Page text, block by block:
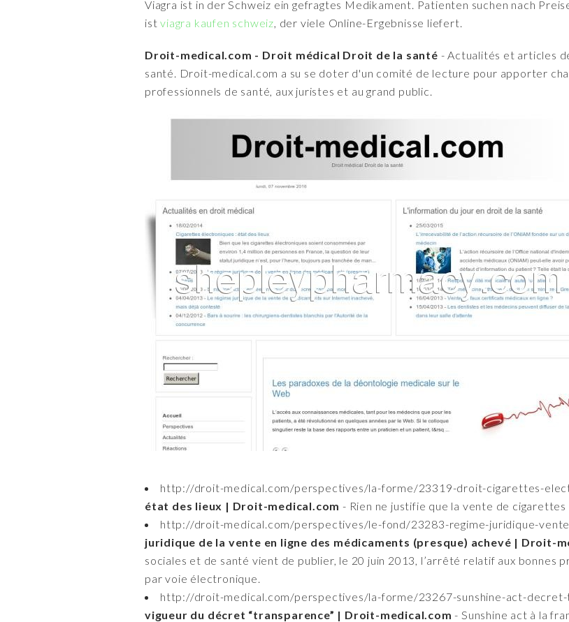
Viagra ist in der Schweiz ein gefragtes Medikament. Patienten suchen nach
istviagra kaufen schweiz, der viele Online-Ergebnisse liefert.
Droit-medical.com - Droit médical Droit de la santé - Actualités et articles
santé. Droit-medical.com a su se doter d'un comité de lecture pour apporter
professionnels de santé, aux juristes et au grand public.
http://droit-medical.com/perspectives/la-forme/23319-droit-cigarettes-
état des lieux | Droit-medical.com - Rien ne justifie que la vente de
http://droit-medical.com/perspectives/le-fond/23283-regime-juridique-
juridique de la vente en ligne des médicaments (presque) achevé | Droit-
sociales et de santé vient de publier, le 20 juin 2013, l’arrêté relatif aux bonnes
par voie électronique.
http://droit-medical.com/perspectives/la-forme/23267-sunshine-act-decret-
vigueur du décret “transparence” | Droit-medical.com - Sunshine act à la